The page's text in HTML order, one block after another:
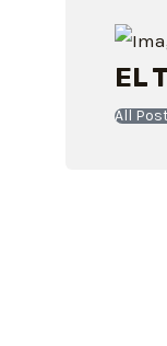
EL
All